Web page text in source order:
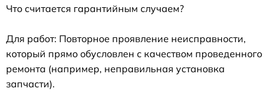
Что считается гарантийным случаем?
Для работ: Повторное проявление неисправности,
который прямо обусловлен с качеством проведенного
ремонта (например, неправильная установка
запчасти).